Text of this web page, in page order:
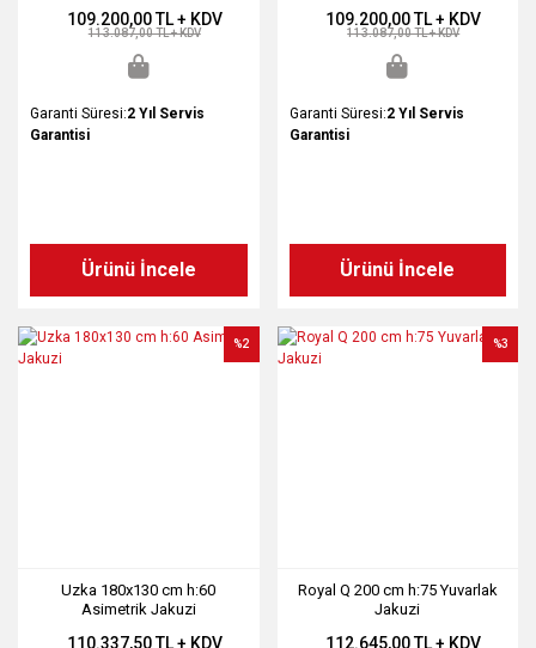
109.200,00 TL + KDV
113.087,00 TL + KDV
Garanti Süresi:2 Yıl Servis
Garantisi
Ürünü İncele
109.200,00 TL + KDV
113.087,00 TL + KDV
Garanti Süresi:2 Yıl Servis
Garantisi
Ürünü İncele
Uzka 180x130 cm h:60
Asimetrik Jakuzi
%2
110.337,50 TL + KDV
Royal Q 200 cm h:75 Yuvarlak
Jakuzi
%3
112.645,00 TL + KDV